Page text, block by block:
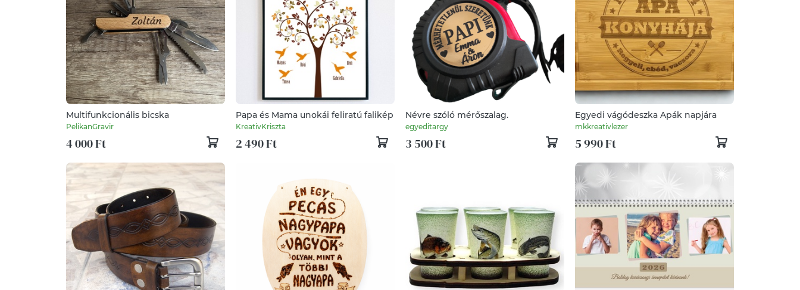
Multifunkcionális bicska
PelikanGravir
4 000 Ft
Papa és Mama unokái feliratú falikép
KreativKriszta
2 490 Ft
Névre szóló mérőszalag.
egyeditargy
3 500 Ft
Egyedi vágódeszka Apák napjára
mkkreativlezer
5 990 Ft